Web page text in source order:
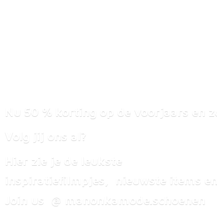
Nu 50 % korting op de voorjaars en
Volg jij ons al?
Hier zie je de leukste
inspiratiefilmpjes, nieuwste items
Join us @ manonkamode.schoenen